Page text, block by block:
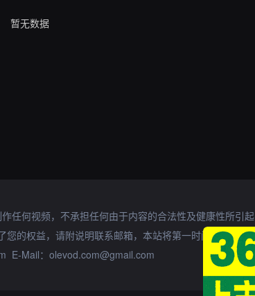
暂无数据
任何视频，不承担任何由于内容的合法性及健康性所引起
您的权益，请附说明联系邮箱，本站将第一时间处理。
E-Mail：olevod.com@gmail.com